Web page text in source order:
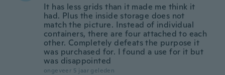
It has less grids than it made me think it
had. Plus the inside storage does not
match the picture. Instead of individual
containers, there are four attached to each
other. Completely defeats the purpose it
was purchased for. I found a use for it but
was disappointed
ongeveer 5 jaar geleden